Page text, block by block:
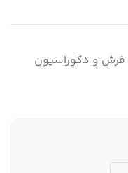
فرش و دکوراسیون